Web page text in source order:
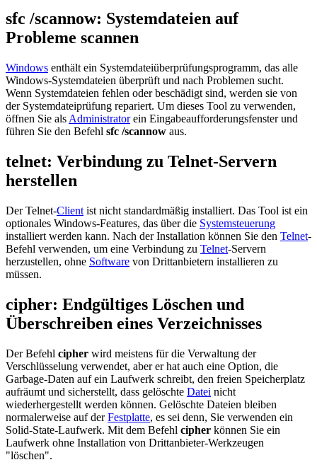
sfc /scannow: Systemdateien auf
Probleme scannen
Windows enthält ein Systemdateiüberprüfungsprogramm, das alle
Windows-Systemdateien überprüft und nach Problemen sucht.
Wenn Systemdateien fehlen oder beschädigt sind, werden sie von
der Systemdateiprüfung repariert. Um dieses Tool zu verwenden,
öffnen Sie als Administratorein Eingabeaufforderungsfenster und
führen Sie den Befehl sfc /scannow aus.
telnet: Verbindung zu Telnet-Servern
herstellen
Der Telnet-Client ist nicht standardmäßig installiert. Das Tool ist ein
optionales Windows-Features, das über die Systemsteuerung
installiert werden kann. Nach der Installation können Sie den Telnet-
Befehl verwenden, um eine Verbindung zu Telnet-Servern
herzustellen, ohne Software von Drittanbietern installieren zu
müssen.
cipher: Endgültiges Löschen und
Überschreiben eines Verzeichnisses
Der Befehl cipher wird meistens für die Verwaltung der
Verschlüsselung verwendet, aber er hat auch eine Option, die
Garbage-Daten auf ein Laufwerk schreibt, den freien Speicherplatz
aufräumt und sicherstellt, dass gelöschte Datei nicht
wiederhergestellt werden können. Gelöschte Dateien bleiben
normalerweise auf derFestplatte, es sei denn, Sie verwenden ein
Solid-State-Laufwerk. Mit dem Befehl cipher können Sie ein
Laufwerk ohne Installation von Drittanbieter-Werkzeugen
"löschen".